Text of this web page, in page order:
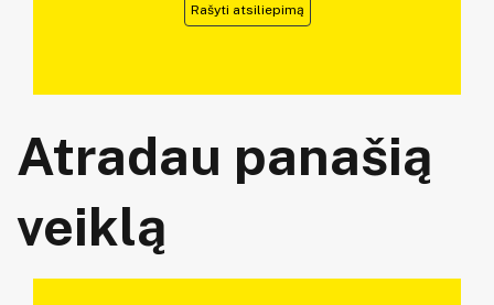
Rašyti atsiliepimą
Atradau panašią
veiklą